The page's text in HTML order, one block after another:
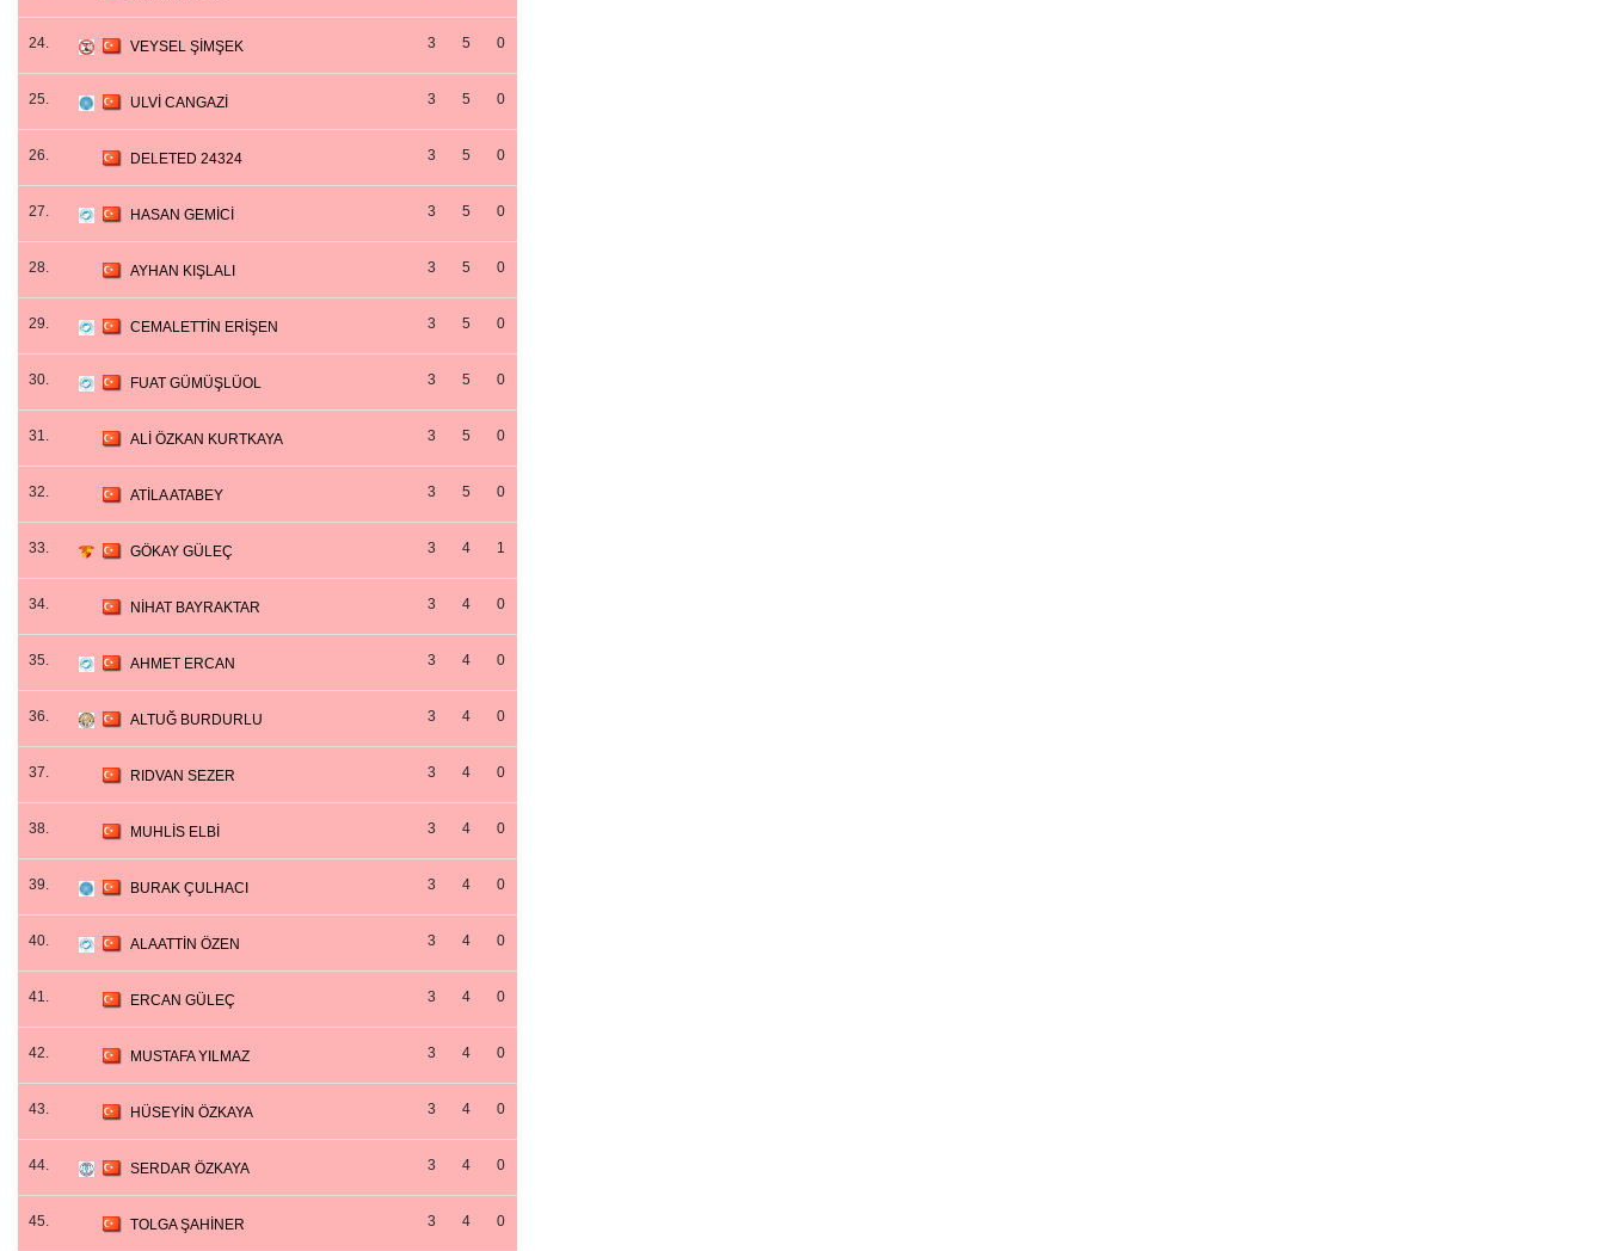
24. VEYSEL ŞİMŞEK 3 5 0
25. ULVİ CANGAZİ 3 5 0
26. DELETED 24324 3 5 0
27. HASAN GEMİCİ 3 5 0
28. AYHAN KIŞLALI 3 5 0
29. CEMALETTİN ERİŞEN 3 5 0
30. FUAT GÜMÜŞLÜOL 3 5 0
31. ALİ ÖZKAN KURTKAYA 3 5 0
32. ATİLA ATABEY 3 5 0
33. GÖKAY GÜLEÇ 3 4 1
34. NİHAT BAYRAKTAR 3 4 0
35. AHMET ERCAN 3 4 0
36. ALTUĞ BURDURLU 3 4 0
37. RIDVAN SEZER 3 4 0
38. MUHLİS ELBİ 3 4 0
39. BURAK ÇULHACI 3 4 0
40. ALAATTİN ÖZEN 3 4 0
41. ERCAN GÜLEÇ 3 4 0
42. MUSTAFA YILMAZ 3 4 0
43. HÜSEYİN ÖZKAYA 3 4 0
44. SERDAR ÖZKAYA 3 4 0
45. TOLGA ŞAHİNER 3 4 0